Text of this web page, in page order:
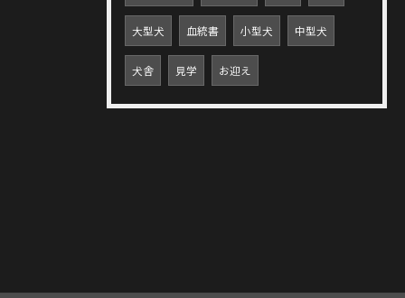
大型犬 血統書 小型犬 中型犬
犬舎 見学 お迎え